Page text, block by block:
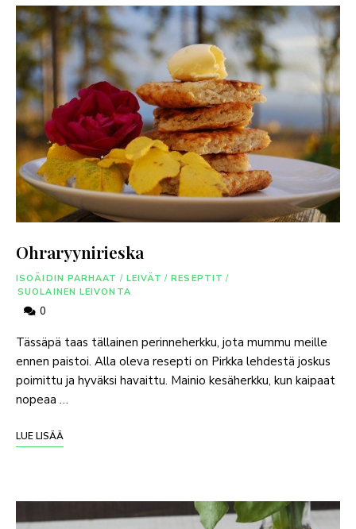
Ohraryynirieska
ISOÄIDIN PARHAAT / LEIVÄT / RESEPTIT /
SUOLAINEN LEIVONTA
0
Tässäpä taas tällainen perinneherkku, jota mummu meille
ennen paistoi. Alla oleva resepti on Pirkka lehdestä joskus
poimittu ja hyväksi havaittu. Mainio kesäherkku, kun kaipaat
nopeaa …
LUE LISÄÄ